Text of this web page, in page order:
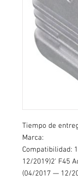
Tiempo de
Marca:
Compatibilidad:
12/2019)2' F45
(04/2017 — 12/